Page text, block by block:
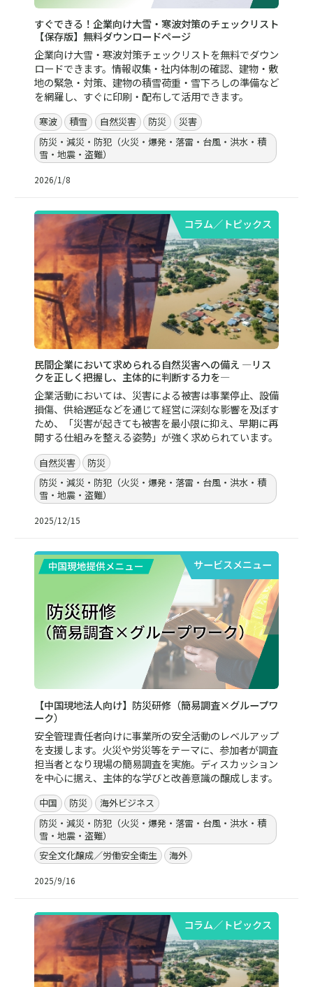
すぐできる！企業向け大雪・寒波対策のチェックリスト
【保存版】無料ダウンロードページ
企業向け大雪・寒波対策チェックリストを無料でダウン
ロードできます。情報収集・社内体制の確認、建物・敷
地の緊急・対策、建物の積雪荷重・雪下ろしの準備など
を網羅し、すぐに印刷・配布して活用できます。
寒波 積雪 自然災害 防災
災害
防災・減災・防犯（火災・爆発・落雷・台風・洪水・積
雪・地震・盗難）
2026/1/8
コラム／トピックス
民間企業において求められる自然災害への備え ―リス
クを正しく把握し、主体的に判断する力を―
企業活動においては、災害による被害は事業停止、設備
損傷、供給遅延などを通じて経営に深刻な影響を及ぼす
ため、「災害が起きても被害を最小限に抑え、早期に再
開する仕組みを整える姿勢」が強く求められています。
自然災害
防災
防災・減災・防犯（火災・爆発・落雷・台風・洪水・積
雪・地震・盗難）
2025/12/15
サービスメニュー
【中国現地法人向け】防災研修（簡易調査×グループワ
ーク）
安全管理責任者向けに事業所の安全活動のレベルアップ
を支援します。火災や労災等をテーマに、参加者が調査
担当者となり現場の簡易調査を実施。ディスカッション
を中心に据え、主体的な学びと改善意識の醸成します。
中国 防災
海外ビジネス
防災・減災・防犯（火災・爆発・落雷・台風・洪水・積
雪・地震・盗難）
安全文化醸成／労働安全衛生
海外
2025/9/16
コラム／トピックス